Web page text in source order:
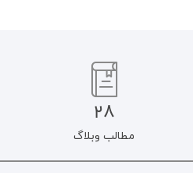
28
مطالب وبلاگ